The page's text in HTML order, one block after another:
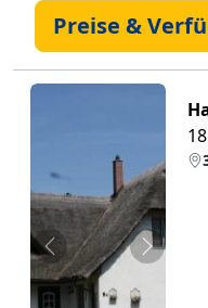
Preise &
Zurück Weiter